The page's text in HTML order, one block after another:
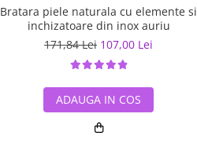
Bratara piele naturala cu elemente si
inchizatoare din inox auriu
171,84 Lei 107,00 Lei
ADAUGA IN COS